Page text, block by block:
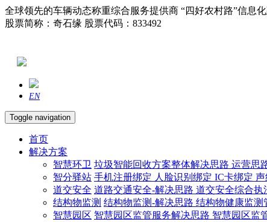
全球领先的车辆动态称重综合服务提供商 “四好农村路”信息
股票简称：奇石缘 股票代码：833492
EN
Toggle navigation
首页
解决方案
智慧环卫 垃圾智能回收方案整体解决思路 运营思
智分驿站 手机注册绑定 人脸识别绑定 IC卡绑定 声
道交安全 道路交通安全-解决思路 道交安全综合执
结构物监测 结构物监测-解决思路 结构物健康监测
智慧园区 智慧园区监管服务解决思路 智慧园区监